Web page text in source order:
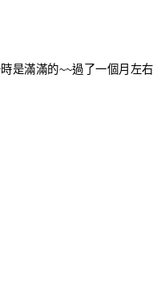
是滿滿的~~過了一個月左右